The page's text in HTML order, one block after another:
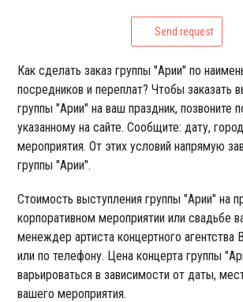
Send request
Как сделать заказ группы "Арии" по
посредников и переплат? Чтобы заказать
группы "Арии" на ваш праздник, позвоните
указанному на сайте. Сообщите: дату,
мероприятия. От этих условий напрямую
группы "Арии".
Стоимость выступления группы "Арии" на
корпоративном мероприятии или свадьбе
менеждер артиста концертного агентства
или по телефону. Цена концерта группы
варьироваться в зависимости от даты,
вашего мероприятия.